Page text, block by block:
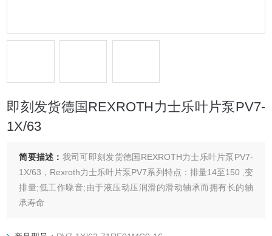
即刻发货德国REXROTH力士乐叶片泵PV7-
1X/63
简要描述： 我司可即刻发货德国REXROTH力士乐叶片泵PV7-
1X/63，Rexroth力士乐叶片泵PV7系列特点：排量14至150 ,变
排量;低工作噪音;由于液压动压润滑的滑动轴承而拥有长的轴
承寿命